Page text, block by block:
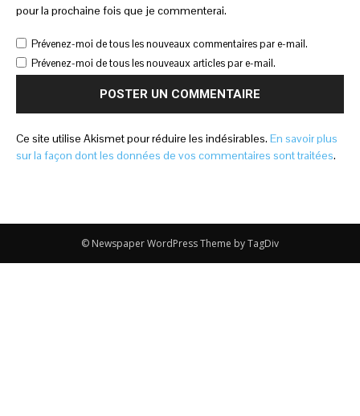
pour la prochaine fois que je commenterai.
Prévenez-moi de tous les nouveaux commentaires par e-mail.
Prévenez-moi de tous les nouveaux articles par e-mail.
Ce site utilise Akismet pour réduire les indésirables. En savoir plus
sur la façon dont les données de vos commentaires sont traitées.
© Newspaper WordPress Theme by TagDiv